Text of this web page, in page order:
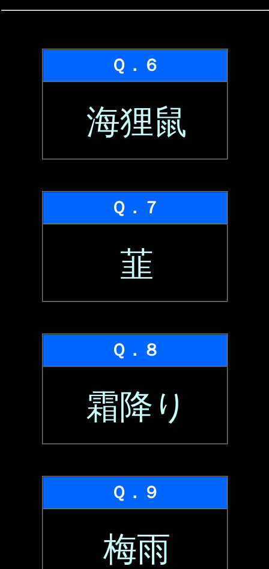
Ｑ．６
海狸鼠
Ｑ．７
韮
Ｑ．８
霜降り
Ｑ．９
梅雨